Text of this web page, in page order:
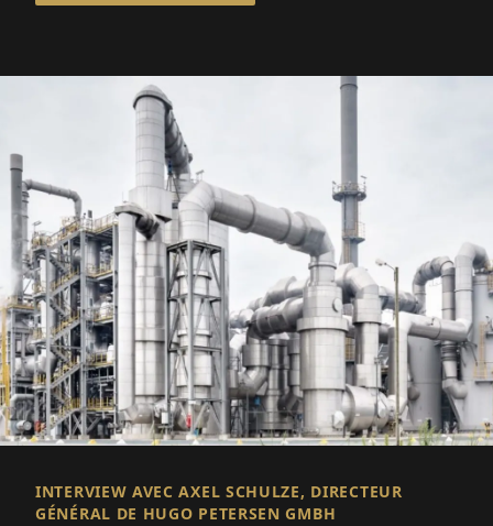
INTERVIEW AVEC AXEL SCHULZE, DIRECTEUR
GÉNÉRAL DE HUGO PETERSEN GMBH